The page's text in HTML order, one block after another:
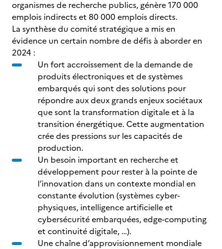
organismes de recherche publics, génère 170 000
emplois indirects et 80 000 emplois directs.
La synthèse du comité stratégique a mis en
évidence un certain nombre de défis à aborder en
2024 :
Un fort accroissement de la demande de
produits électroniques et de systèmes
embarqués qui sont des solutions pour
répondre aux deux grands enjeux sociétaux
que sont la transformation digitale et à la
transition énergétique. Cette augmentation
crée des pressions sur les capacités de
production.
Un besoin important en recherche et
développement pour rester à la pointe de
l’innovation dans un contexte mondial en
constante évolution (systèmes cyber-
physiques, intelligence artificielle et
cybersécurité embarquées, edge-computing
et continuité digitale, …).
Une chaîne d’approvisionnement mondiale